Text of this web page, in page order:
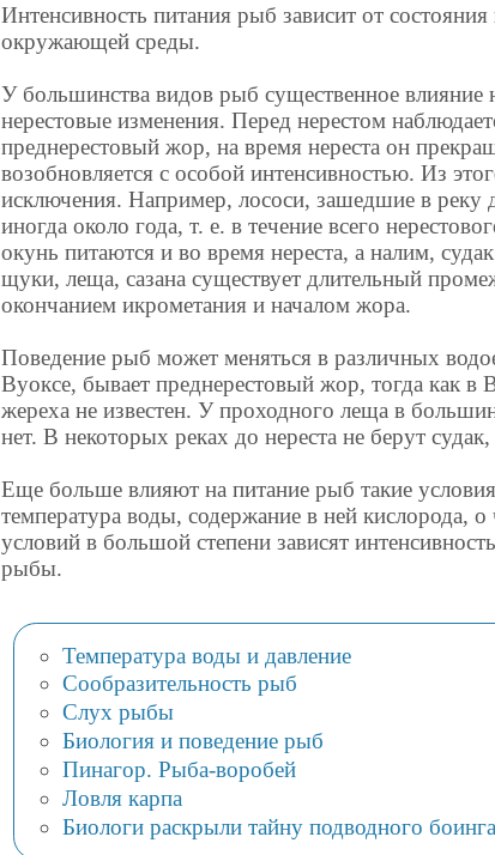
Интенсивность питания рыб зависит от
окружающей среды.
У большинства видов рыб существенное
нерестовые изменения. Перед нерестом
преднерестовый жор, на время нереста он
возобновляется с особой интенсивностью. Из
исключения. Например, лососи, зашедшие в реку
иногда около года, т. е. в течение всего
окунь питаются и во время нереста, а налим,
щуки, леща, сазана существует длительный
окончанием икрометания и началом жора.
Поведение рыб может меняться в различных
Вуоксе, бывает преднерестовый жор, тогда как
жереха не известен. У проходного леща в
нет. В некоторых реках до нереста не берут
Еще больше влияют на питание рыб такие
температура воды, содержание в ней кислорода,
условий в большой степени зависят
рыбы.
Температура воды и давление
Сообразительность рыб
Слух рыбы
Биология и поведение рыб
Пинагор. Рыба-воробей
Ловля карпа
Биологи раскрыли тайну подводного боинга